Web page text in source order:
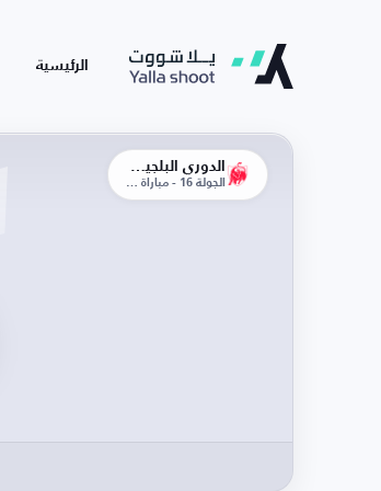
الرئيسية
الجولة 16 - مباراة الذهاب